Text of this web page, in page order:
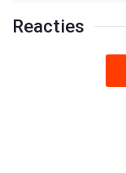
Reacties